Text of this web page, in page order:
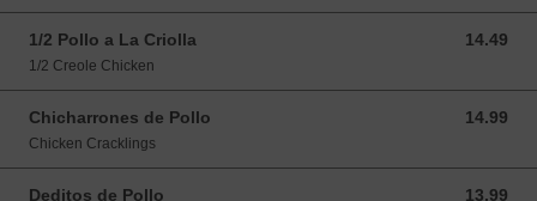
1/2 Pollo a La Criolla 14.49
14.49 USD
1/2 Creole Chicken
Chicharrones de Pollo 14.99
14.99 USD
Chicken Cracklings
Deditos de Pollo 13.99
13.99 USD